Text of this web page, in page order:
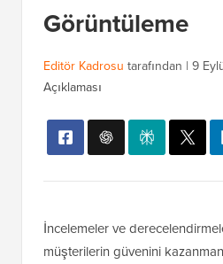
Görüntüleme
Editör Kadrosu tarafından | 9
Açıklaması
İncelemeler ve
müşterilerin güvenini